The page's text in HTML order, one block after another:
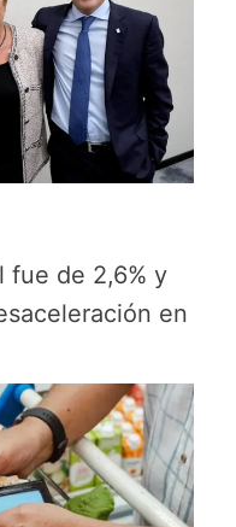
fue de 2,6% y
en